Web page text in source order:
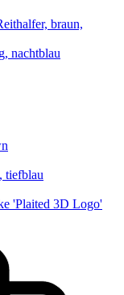
braun,
nachtblau
tiefblau
'Plaited 3D Logo'